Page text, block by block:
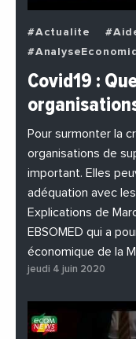
#Actualite
#BuzzNews
#EnDirectDe
#PhotosEtVideos
Covid19 :
Pour surmonter la
organisations de
important. Elles
adéquation avec
Explications de
EBSOMED qui a
économique de la
jeudi 4 juin 2020